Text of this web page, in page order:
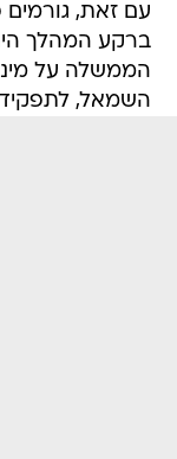
ברקע המהלך
הממשלה על
השמאל,